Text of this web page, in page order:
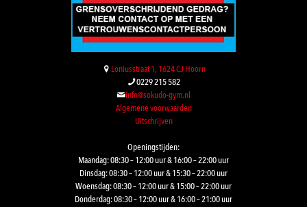
Loniusstraat 1, 1624 CJ Hoorn
0229 215 582
info@sokudo-gym.nl
Algemene voorwaarden
Uitschrijven
Openingstijden:
Maandag: 08:30 – 12:00 uur & 16:00 – 22:00 uur
Dinsdag: 08:30 – 12:00 uur & 15:30 – 22:00 uur
Woensdag: 08:30 – 12:00 uur & 15:00 – 22:00 uur
Donderdag: 08:30 – 12:00 uur & 16:00 – 21:00 uur